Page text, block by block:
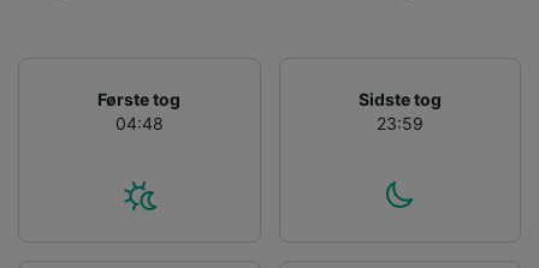
Første tog
04:48
Sidste tog
23:59